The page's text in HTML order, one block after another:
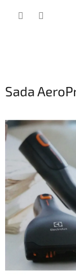
Sada